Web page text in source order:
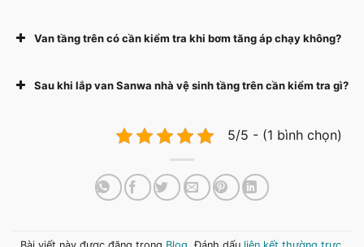
Van tầng trên có cần kiểm tra khi bơm tăng áp chạy không?
Sau khi lắp van Sanwa nhà vệ sinh tầng trên cần kiểm tra gì?
5/5 - (1 bình chọn)